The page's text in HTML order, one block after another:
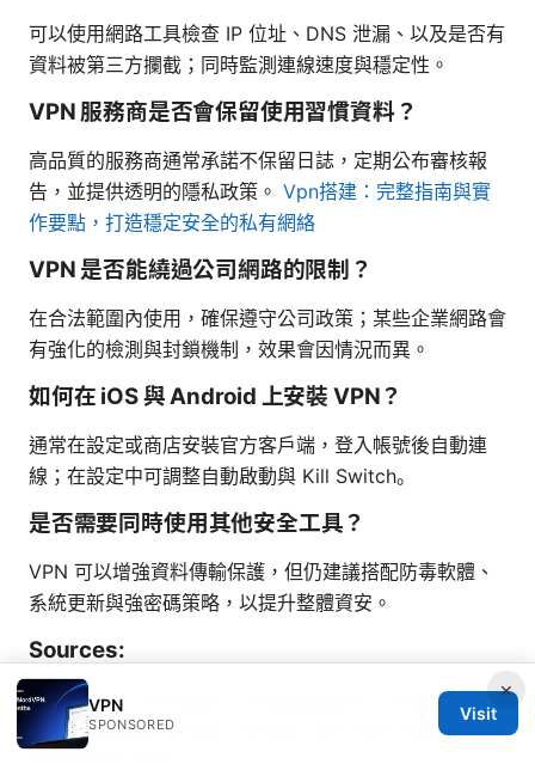
可以使用網路工具檢查 IP 位址、DNS 泄漏、以及是否有
資料被第三方攔截；同時監測連線速度與穩定性。
VPN 服務商是否會保留使用習慣資料？
高品質的服務商通常承諾不保留日誌，定期公布審核報
告，並提供透明的隱私政策。 Vpn搭建：完整指南與實
作要點，打造穩定安全的私有網絡
VPN 是否能繞過公司網路的限制？
在合法範圍內使用，確保遵守公司政策；某些企業網路會
有強化的檢測與封鎖機制，效果會因情況而異。
如何在 iOS 與 Android 上安裝 VPN？
通常在設定或商店安裝官方客戶端，登入帳號後自動連
線；在設定中可調整自動啟動與 Kill Switch。
是否需要同時使用其他安全工具？
VPN 可以增強資料傳輸保護，但仍建議搭配防毒軟體、
系統更新與強密碼策略，以提升整體資安。
Sources:
Nordvpn vs surfshark: comprehensive comparison
for streaming, privacy, pricing, and multi-device
×
VPN
SPONSORED
Visit